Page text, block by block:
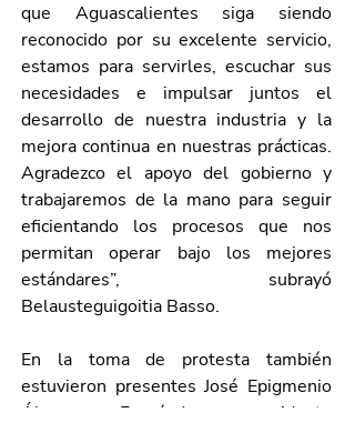
que Aguascalientes siga siendo
reconocido por su excelente servicio,
estamos para servirles, escuchar sus
necesidades e impulsar juntos el
desarrollo de nuestra industria y la
mejora continua en nuestras prácticas.
Agradezco el apoyo del gobierno y
trabajaremos de la mano para seguir
eficientando los procesos que nos
permitan operar bajo los mejores
estándares”, subrayó
Belausteguigoitia Basso.
En la toma de protesta también
estuvieron presentes José Epigmenio
Álvarez Fernández, presidente